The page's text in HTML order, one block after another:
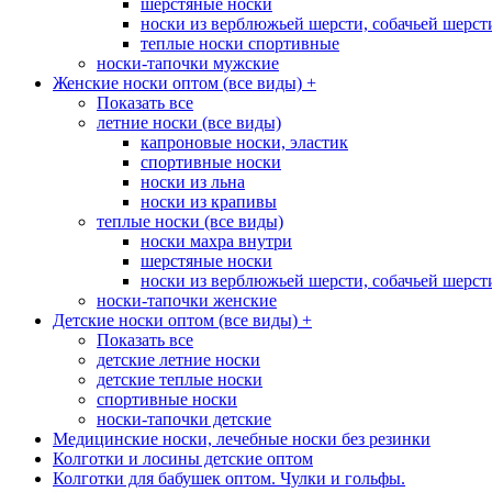
шерстяные носки
носки из верблюжьей шерсти, собачьей
теплые носки спортивные
носки-тапочки мужские
Женские носки оптом (все виды) +
Показать все
летние носки (все виды)
капроновые носки, эластик
спортивные носки
носки из льна
носки из крапивы
теплые носки (все виды)
носки махра внутри
шерстяные носки
носки из верблюжьей шерсти, собачьей
носки-тапочки женские
Детские носки оптом (все виды) +
Показать все
детские летние носки
детские теплые носки
спортивные носки
носки-тапочки детские
Медицинские носки, лечебные носки без резинки
Колготки и лосины детские оптом
Колготки для бабушек оптом. Чулки и гольфы.